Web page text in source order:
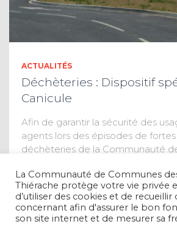
ACTUALITÉS
Déchèteries : Dispositif
Canicule
Afin de garantir la sécurité des
agents lors des épisodes de fortes
déchèteries de la Communauté
d’ouverture en cas d’alerte
déchèteries seront Lire la suite
La Communauté de Communes
Thiérache protège votre vie privée
d’utiliser des cookies et de
concernant afin d'assurer le bon
son site internet et de mesurer sa